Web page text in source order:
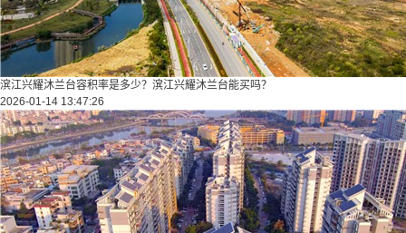
滨江兴耀沐兰台容积率是多少？滨江兴耀沐兰台能买吗？
2026-01-14 13:47:26